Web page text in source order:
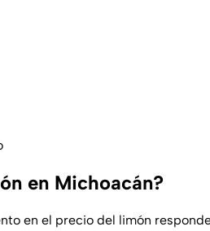
en Michoacán?
en el precio del limón